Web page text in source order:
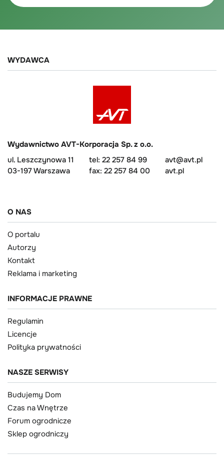
WYDAWCA
Wydawnictwo AVT-Korporacja Sp. z o.o.
ul. Leszczynowa 11
03-197 Warszawa
tel: 22 257 84 99
fax: 22 257 84 00
avt@avt.pl
avt.pl
O NAS
O portalu
Autorzy
Kontakt
Reklama i marketing
INFORMACJE PRAWNE
Regulamin
Licencje
Polityka prywatności
NASZE SERWISY
Budujemy Dom
Czas na Wnętrze
Forum ogrodnicze
Sklep ogrodniczy